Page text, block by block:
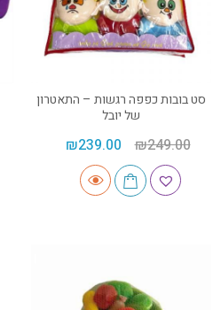
סט בובות כפפה רגשות – התאטרון
של יובל
₪249.00
₪239.00